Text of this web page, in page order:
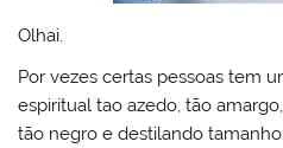
Olhai.
Por vezes certas pessoas tem
espiritual tao azedo, tão
tão negro e destilando